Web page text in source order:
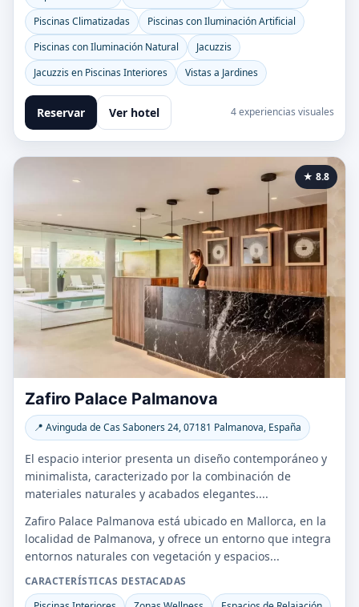
Piscinas Climatizadas
Piscinas con Iluminación Artificial
Piscinas con Iluminación Natural
Jacuzzis
Jacuzzis en Piscinas Interiores
Vistas a Jardines
Reservar Ver hotel 4 experiencias visuales
★ 8.8
Zafiro Palace Palmanova
📍 Avinguda de Cas Saboners 24, 07181 Palmanova, España
El espacio interior presenta un diseño contemporáneo y
minimalista, caracterizado por la combinación de
materiales naturales y acabados elegantes....
Zafiro Palace Palmanova está ubicado en Mallorca, en la
localidad de Palmanova, y ofrece un entorno que integra
entornos naturales con vegetación y espacios...
CARACTERÍSTICAS DESTACADAS